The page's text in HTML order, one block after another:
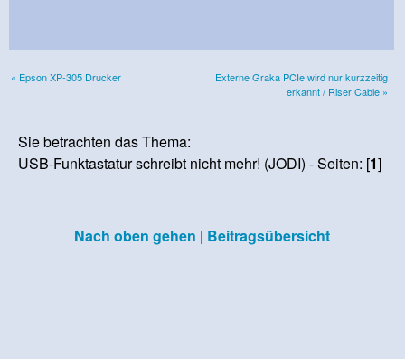
« Epson XP-305 Drucker
Externe Graka PCIe wird nur kurzzeitig
erkannt / Riser Cable »
Sie betrachten das Thema:
USB-Funktastatur schreibt nicht mehr! (JODI) - Seiten: [1]
Nach oben gehen | Beitragsübersicht